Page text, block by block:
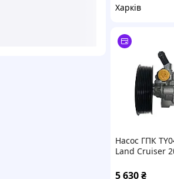
Харків
Насос ГПК
Land Cruiser
(44310-60490,
5 630₴